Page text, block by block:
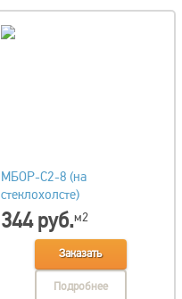
МБОР-С2-8 (на
стеклохолсте)
344 руб.м2
Заказать
Подробнее